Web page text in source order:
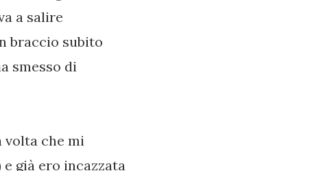
a salire
braccio subito
smesso di
che mi
già ero incazzata